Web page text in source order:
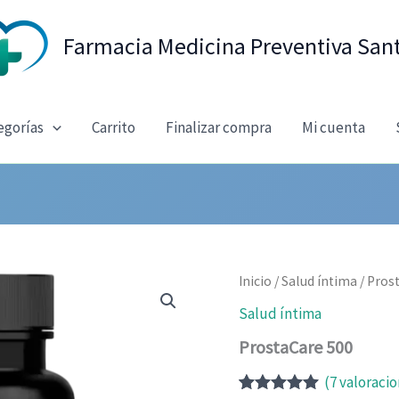
Farmacia Medicina Preventiva
Carrito Finalizar compra Mi cuenta
Inicio /Salud íntima /
Salud íntima
ProstaCare 500
(7